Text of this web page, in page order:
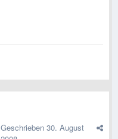
Geschrieben 30. August